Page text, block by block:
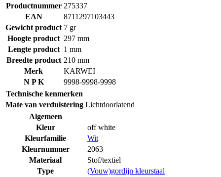
Productnummer 275337
EAN
8711297103443
Gewicht product 7 gr
Hoogte product 297 mm
Lengte product 1 mm
Breedte product 210 mm
Merk
KARWEI
N P K
9998-9998-9998
Technische kenmerken
Mate van verduistering Lichtdoorlatend
Algemeen
Kleur
off white
Kleurfamilie
Wit
Kleurnummer
2063
Materiaal
Stof/textiel
Type
(Vouw)gordijn kleurstaal